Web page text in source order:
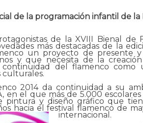
de la programación infantil de la
de la XVIII Bienal de
más destacadas de la
un proyecto de presente
y que necesita de la
del flamenco como
culturales.
2014 da continuidad a su
en el que más de 5.000
y diseño gráfico que
hacia el festival flamenco de
internacional.